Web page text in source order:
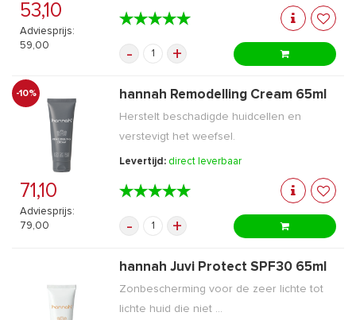
53,10
Adviesprijs:
59,00
★★★★★
★★★★★
- +
-10%
71,10
Adviesprijs:
79,00
hannah Remodelling Cream 65ml
Herstelt beschadigde huidcellen en
verstevigt het weefsel.
Levertijd: direct leverbaar
★★★★★
★★★★★
- +
hannah Juvi Protect SPF30 65ml
Zonbescherming voor de zeer lichte tot
lichte huid die niet ...